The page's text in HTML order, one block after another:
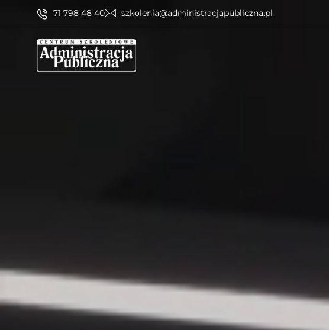
71 798 48 40 szkolenia@administracjapubliczna.pl